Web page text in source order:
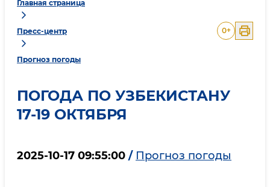
Главная страница
Пресс-центр
Прогноз погоды
0+
ПОГОДА ПО УЗБЕКИСТАНУ
17-19 ОКТЯБРЯ
2025-10-17 09:55:00 / Прогноз погоды